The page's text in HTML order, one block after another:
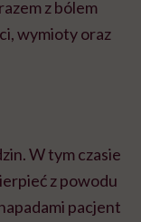
z bólem
wymioty oraz
W tym czasie
z powodu
pacjent